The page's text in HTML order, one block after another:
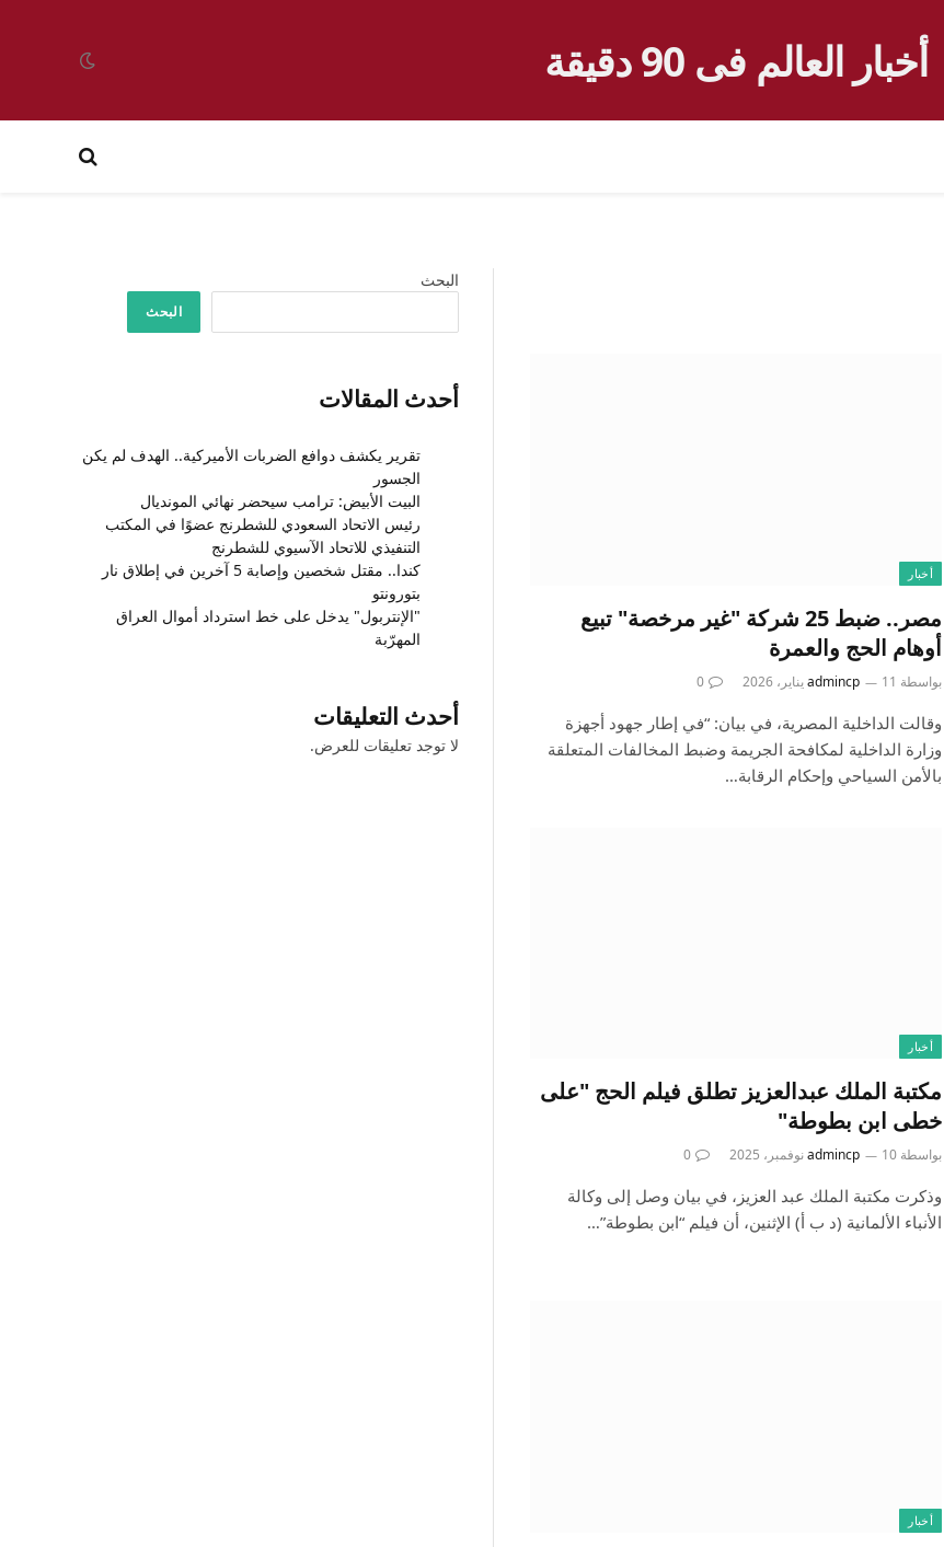
أخبار العالم فى 90 دقيقة
أخبار
مصر.. ضبط 25 شركة "غير مرخصة" تبيع
أوهام الحج والعمرة
بواسطة admincp 11 يناير، 2026 0
وقالت الداخلية المصرية، في بيان: “في إطار جهود أجهزة
وزارة الداخلية لمكافحة الجريمة وضبط المخالفات المتعلقة
بالأمن السياحي وإحكام الرقابة…
أخبار
مكتبة الملك عبدالعزيز تطلق فيلم الحج "على
خطى ابن بطوطة"
بواسطة admincp 10 نوفمبر، 2025 0
وذكرت مكتبة الملك عبد العزيز، في بيان وصل إلى وكالة
الأنباء الألمانية (د ب أ) الإثنين، أن فيلم “ابن بطوطة”…
أخبار
البحث
البحث
أحدث المقالات
تقرير يكشف دوافع الضربات الأميركية.. الهدف لم يكن
الجسور
البيت الأبيض: ترامب سيحضر نهائي المونديال
رئيس الاتحاد السعودي للشطرنج عضوًا في المكتب
التنفيذي للاتحاد الآسيوي للشطرنج
كندا.. مقتل شخصين وإصابة 5 آخرين في إطلاق نار
بتورونتو
"الإنتربول" يدخل على خط استرداد أموال العراق
المهرّبة
أحدث التعليقات
لا توجد تعليقات للعرض.